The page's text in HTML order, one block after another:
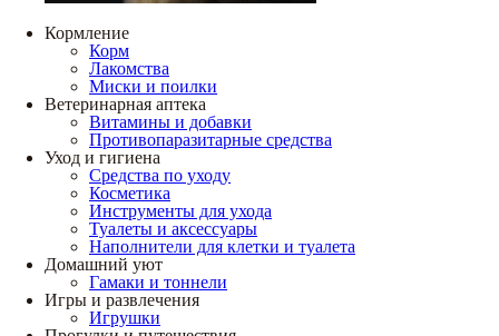
Кормление
Корм
Лакомства
Миски и поилки
Ветеринарная аптека
Витамины и добавки
Противопаразитарные средства
Уход и гигиена
Средства по уходу
Косметика
Инструменты для ухода
Туалеты и аксессуары
Наполнители для клетки и туалета
Домашний уют
Гамаки и тоннели
Игры и развлечения
Игрушки